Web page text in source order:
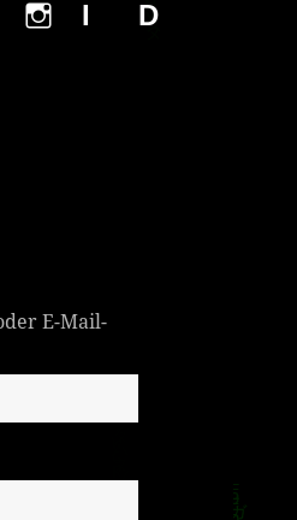
INSTAGRAM
IMPRESSUM
E-Mail-